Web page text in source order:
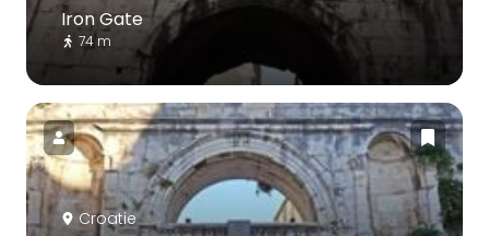
Iron Gate
74 m
Croatie